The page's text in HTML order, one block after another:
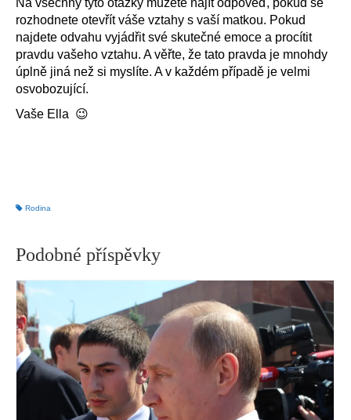
Na všechny tyto otázky můžete najít odpověď, pokud se
rozhodnete otevřít váše vztahy s vaší matkou. Pokud
najdete odvahu vyjádřit své skutečné emoce a procítit
pravdu vašeho vztahu. A věřte, že tato pravda je mnohdy
úplně jiná než si myslíte. A v každém případě je velmi
osvobozující.
Vaše Ella 😉
Rodina
Podobné příspěvky